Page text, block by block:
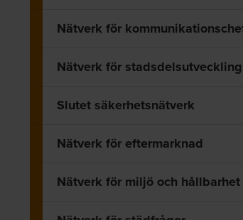
Nätverk för
Nätverk för stadsdelsutveckling
Slutet säkerhetsnätverk
Nätverk för eftermarknad
Nätverk för miljö och hållbarhet